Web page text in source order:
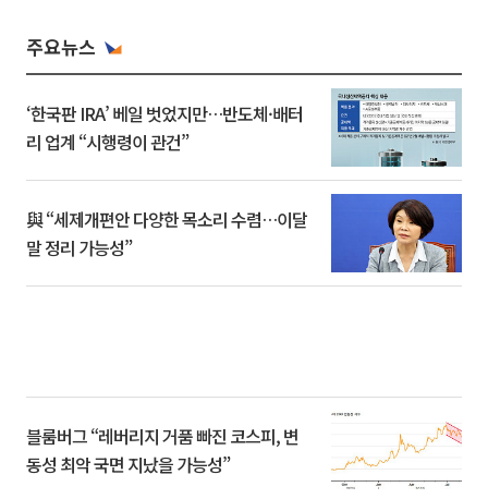
주요뉴스
‘한국판 IRA’ 베일 벗었지만…반도체·배터
리 업계 “시행령이 관건”
與 “세제개편안 다양한 목소리 수렴…이달
말 정리 가능성”
블룸버그 “레버리지 거품 빠진 코스피, 변
동성 최악 국면 지났을 가능성”